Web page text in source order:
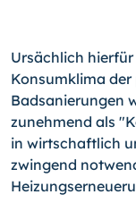
Ursächlich
Konsumklima
Badsanierungen
zunehmend als
in wirtschaftlich
zwingend